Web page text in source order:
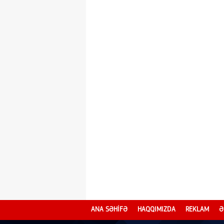
ANA SƏHİFƏ HAQQIMIZDA REKLAM